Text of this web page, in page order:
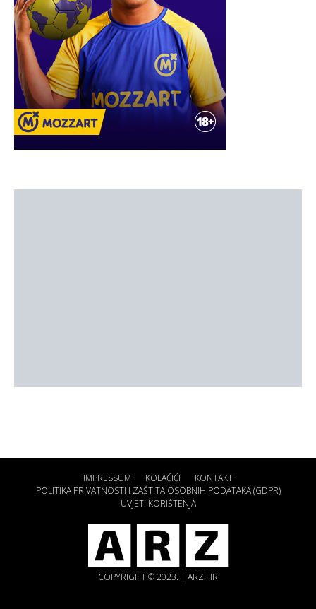
IMPRESSUM KOLAČIĆI
KONTAKT
POLITIKA PRIVATNOSTI I ZAŠTITA OSOBNIH PODATAKA (GDPR)
UVJETI KORIŠTENJA
COPYRIGHT © 2023. | ARZ.HR